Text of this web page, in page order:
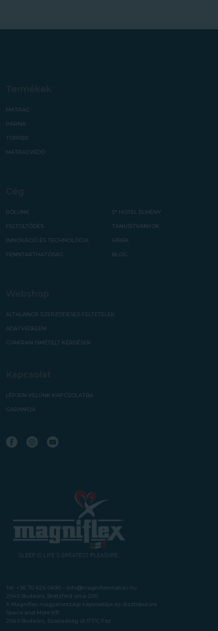
MATRAC
PÁRNA
TOPPER
MATRACVÉDŐ
RÓLUNK
FELTÖLTŐDÉS
INNOVÁCIÓ ÉS TECHNOLÓGIA
FENNTARTHATÓSÁG
5* HOTEL ÉLMÉNY
TANÚSÍTVÁNYOK
HÍREK
BLOG
ÁLTALÁNOS SZERZŐDÉSES FELTÉTELEK
ADATVÉDELEM
GYAKRAN ISMÉTELT KÉRDÉSEK
LÉPJEN VELÜNK KAPCSOLATBA
GARANCIA
Tel: +36 70 626 0690 – info@magniflexmatrac.hu
2040 Budaörs, Bretzfeld utca 200.
A Magniflex magyarországi képviselője és disztribútora:
Space and More Kft.
2040 Budaörs, Szabadság út 117/C Fsz